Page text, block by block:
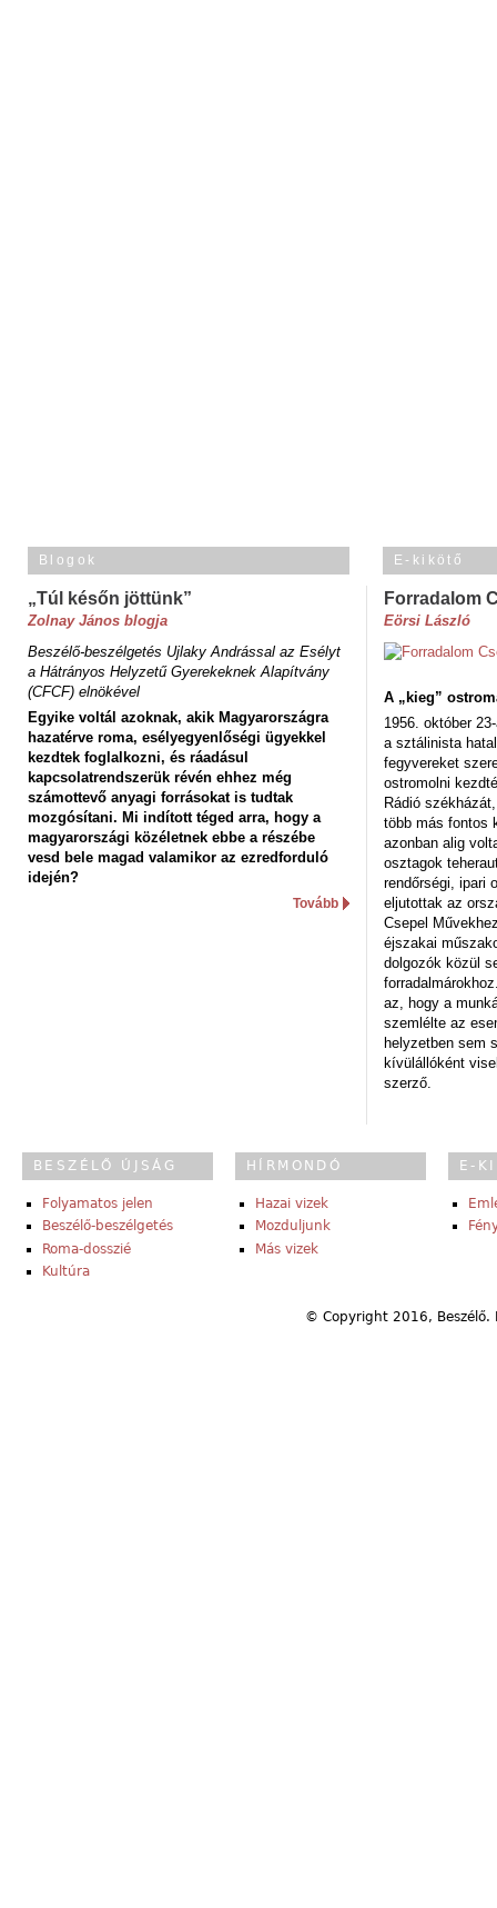
Blogok
„Túl későn jöttünk”
Zolnay János blogja
Beszélő-beszélgetés Ujlaky Andrással az Esélyt
a Hátrányos Helyzetű Gyerekeknek Alapítvány
(CFCF) elnökével
Egyike voltál azoknak, akik Magyarországra
hazatérve roma, esélyegyenlőségi ügyekkel
kezdtek foglalkozni, és ráadásul
kapcsolatrendszerük révén ehhez még
számottevő anyagi forrásokat is tudtak
mozgósítani. Mi indított téged arra, hogy a
magyarországi közéletnek ebbe a részébe
vesd bele magad valamikor az ezredforduló
idején?
Tovább
E-kikötő
Forradalom
Eörsi László
A „kieg”
1956. október
a sztálinista
fegyvereket
ostromolni
Rádió
több más fontos
azonban alig
osztagok
rendőrségi, ipari
eljutottak az
Csepel
éjszakai
dolgozók közül
az, hogy a
szemlélte az
helyzetben sem
kívülállóként
szerző.
BESZÉLŐ ÚJSÁG
Folyamatos jelen
Beszélő-beszélgetés
Roma-dosszié
Kultúra
HÍRMONDÓ
Hazai vizek
Mozduljunk
Más vizek
E-
© Copyright 2016,